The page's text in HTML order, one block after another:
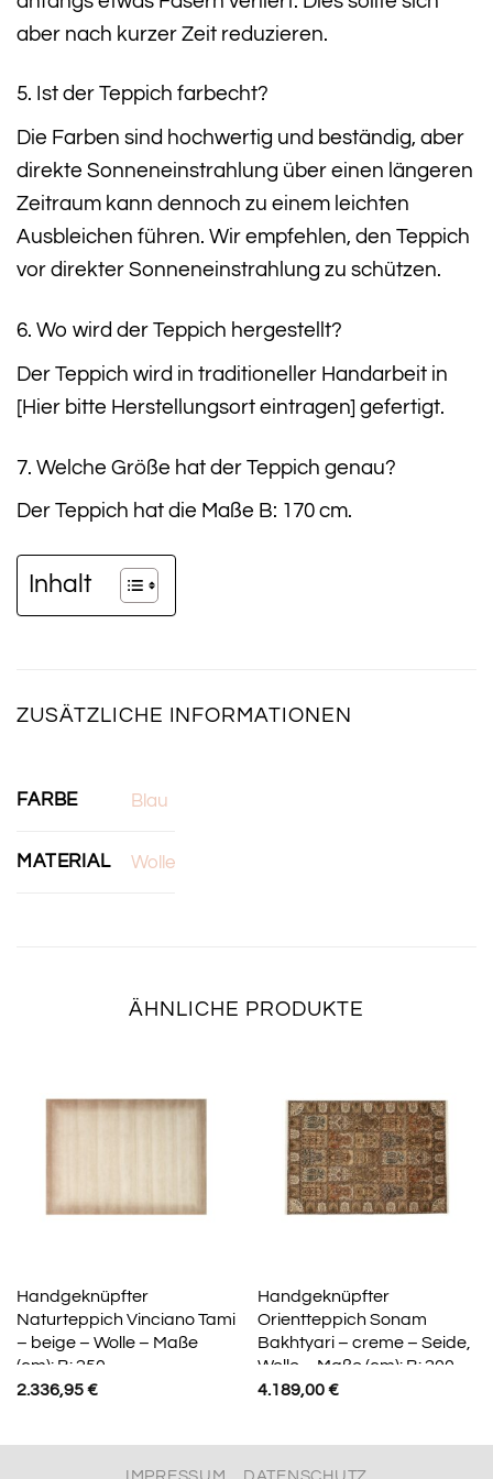
aber nach kurzer Zeit reduzieren.
5. Ist der Teppich farbecht?
Die Farben sind hochwertig und beständig, aber
direkte Sonneneinstrahlung über einen längeren
Zeitraum kann dennoch zu einem leichten
Ausbleichen führen. Wir empfehlen, den Teppich
vor direkter Sonneneinstrahlung zu schützen.
6. Wo wird der Teppich hergestellt?
Der Teppich wird in traditioneller Handarbeit in
[Hier bitte Herstellungsort eintragen] gefertigt.
7. Welche Größe hat der Teppich genau?
Der Teppich hat die Maße B: 170 cm.
Inhalt
ZUSÄTZLICHE INFORMATIONEN
FARBE Blau
MATERIAL Wolle
ÄHNLICHE PRODUKTE
Handgeknüpfter
Naturteppich Vinciano Tami
– beige – Wolle – Maße
(cm): B: 250
2.336,95€
Handgeknüpfter
Orientteppich Sonam
Bakhtyari – creme – Seide,
Wolle – Maße (cm): B: 200
4.189,00€